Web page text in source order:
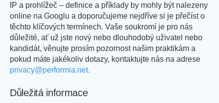
IP a prohlížeč – definice a příklady by mohly být nalezeny
online na Googlu a doporučujeme nejdříve si je přečíst o
těchto klíčových termínech. Vaše soukromí je pro nás
důležité, ať už jste nový nebo dlouhodobý uživatel nebo
kandidát, věnujte prosím pozornost našim praktikám a
pokud máte jakékoliv dotazy, kontaktujte nás na adrese
privacy@performia.net.
Důležitá informace